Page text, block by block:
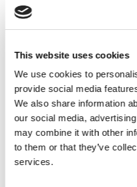
This website uses cookies
We use cookies to
provide social media
We also share information
our social media,
may combine it with other
to them or that they’ve
services.
In den Warenkorb